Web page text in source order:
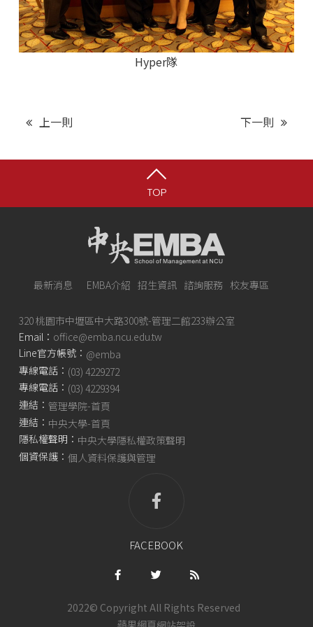
Hyper隊
上一則 下一則
TOP
2022© Copyright All Rights Reserved
最新消息 EMBA介紹 招生資訊 諮詢服務 校友專區
320 桃園市中壢區中大路300號-管理二館233辦公室
Email： office@emba.ncu.edu.tw
Line官方帳號： @emba
專線電話： (03) 4229272
專線電話： (03) 4229394
連結： 管理學院-首頁
連結： 中央大學-首頁
隱私權聲明： 中央大學隱私權政策聲明
個資保護： 個人資料保護與管理
FACEBOOK